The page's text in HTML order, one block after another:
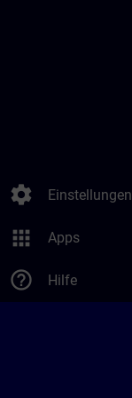
settings Einstellungen
apps Apps
help_outline Hilfe